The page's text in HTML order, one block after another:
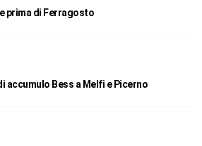
prima di Ferragosto
accumulo Bess a Melfi e Picerno